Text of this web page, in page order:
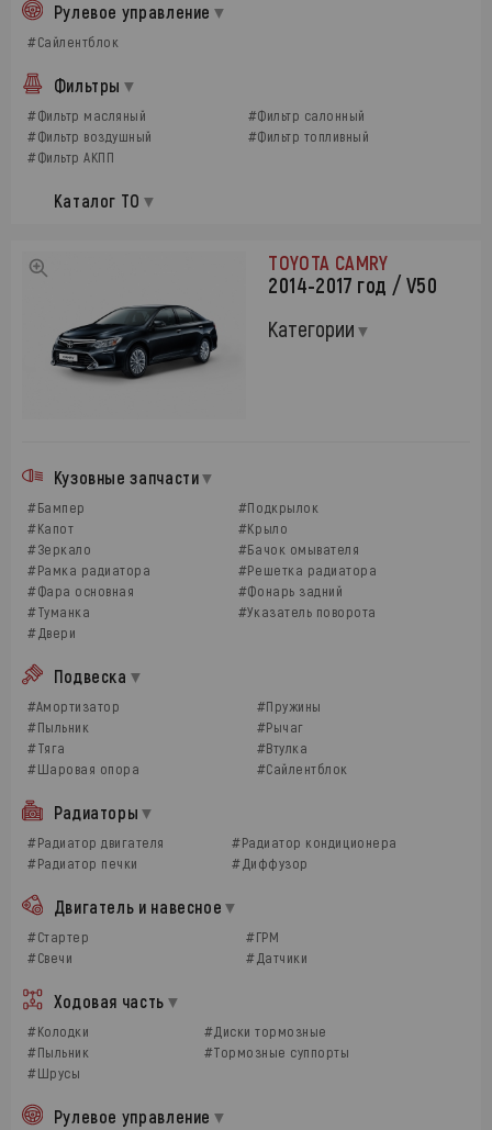
Рулевое управление
#Сайлентблок
Фильтры
#Фильтр масляный
#Фильтр салонный
#Фильтр воздушный
#Фильтр топливный
#Фильтр АКПП
Каталог ТО
TOYOTA CAMRY
2014-2017 год / V50
Категории
Кузовные запчасти
#Бампер
#Подкрылок
#Капот
#Крыло
#Зеркало
#Бачок омывателя
#Рамка радиатора
#Решетка радиатора
#Фара основная
#Фонарь задний
#Туманка
#Указатель поворота
#Двери
Подвеска
#Амортизатор
#Пружины
#Пыльник
#Рычаг
#Тяга
#Втулка
#Шаровая опора
#Сайлентблок
Радиаторы
#Радиатор двигателя
#Радиатор кондиционера
#Радиатор печки
#Диффузор
Двигатель и навесное
#Стартер
#ГРМ
#Свечи
#Датчики
Ходовая часть
#Колодки
#Диски тормозные
#Пыльник
#Тормозные суппорты
#Шрусы
Рулевое управление